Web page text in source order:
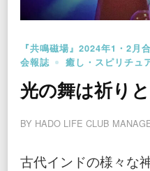
『共鳴磁場』2024年1・2月
会報誌
癒し・スピリチュ
光の舞は祈り
BY HADO LIFE CLUB
古代インドの様々な